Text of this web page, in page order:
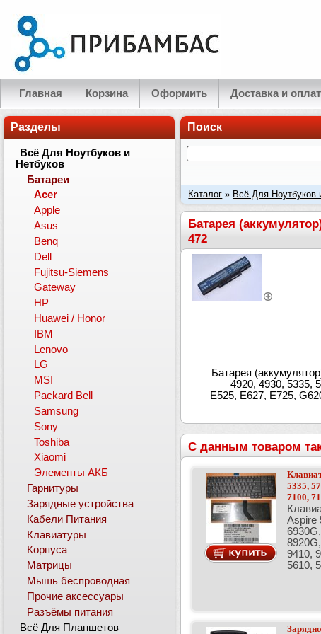
Главная Корзина Оформить Доставка и
Поиск
Каталог » Всё Для Ноутбуков
4230, 4310, 4520, 4530, 4710,
Батарея
472
Батарея
4920, 4930, 5335,
E525, E627, E725,
С данным товаром
5335,
7100,
Aspire
9410,
5610,
Разделы
Всё Для Ноутбуков и
Нетбуков
Батареи
Acer
Apple
Asus
Benq
Dell
Fujitsu-Siemens
Gateway
HP
Huawei / Honor
IBM
Lenovo
LG
MSI
Packard Bell
Samsung
Sony
Toshiba
Xiaomi
Элементы АКБ
Гарнитуры
Зарядные устройства
Кабели Питания
Клавиатуры
Корпуса
Матрицы
Мышь беспроводная
Прочие аксессуары
Разъёмы питания
Всё Для Планшетов